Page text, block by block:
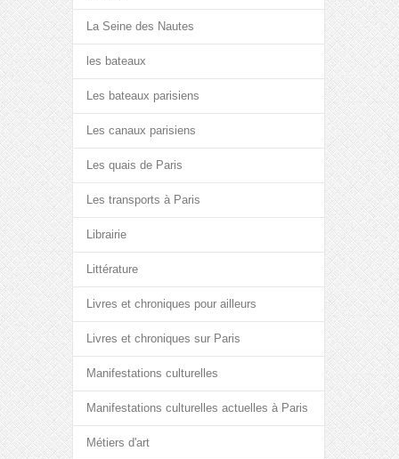
La Seine des Nautes
les bateaux
Les bateaux parisiens
Les canaux parisiens
Les quais de Paris
Les transports à Paris
Librairie
Littérature
Livres et chroniques pour ailleurs
Livres et chroniques sur Paris
Manifestations culturelles
Manifestations culturelles actuelles à Paris
Métiers d'art